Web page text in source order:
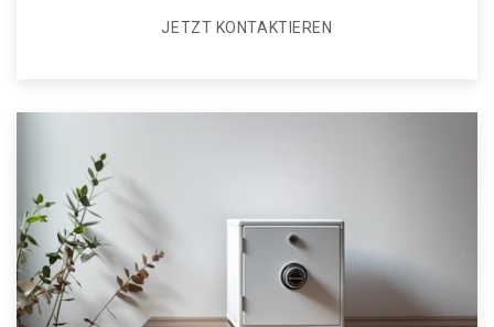
JETZT KONTAKTIEREN